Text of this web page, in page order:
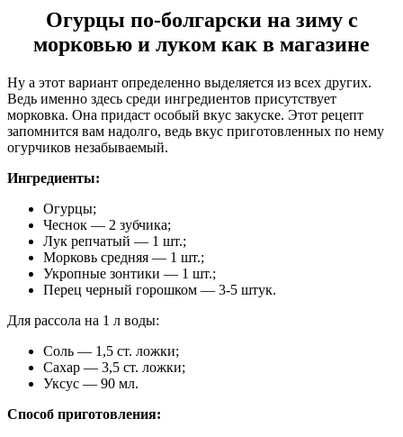
Огурцы по-болгарски на зиму с
морковью и луком как в магазине
Ну а этот вариант определенно выделяется из всех других.
Ведь именно здесь среди ингредиентов присутствует
морковка. Она придаст особый вкус закуске. Этот рецепт
запомнится вам надолго, ведь вкус приготовленных по нему
огурчиков незабываемый.
Ингредиенты:
Огурцы;
Чеснок — 2 зубчика;
Лук репчатый — 1 шт.;
Морковь средняя — 1 шт.;
Укропные зонтики — 1 шт.;
Перец черный горошком — 3-5 штук.
Для рассола на 1 л воды:
Соль — 1,5 ст. ложки;
Сахар — 3,5 ст. ложки;
Уксус — 90 мл.
Способ приготовления: